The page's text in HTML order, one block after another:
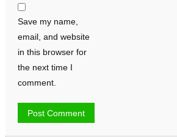
Save my name,
email, and website
in this browser for
the next time I
comment.